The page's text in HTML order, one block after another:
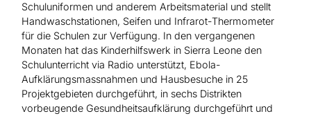
Schuluniformen und anderem Arbeitsmaterial und stellt
Handwaschstationen, Seifen und Infrarot-Thermometer
für die Schulen zur Verfügung. In den vergangenen
Monaten hat das Kinderhilfswerk in Sierra Leone den
Schulunterricht via Radio unterstützt, Ebola-
Aufklärungsmassnahmen und Hausbesuche in 25
Projektgebieten durchgeführt, in sechs Distrikten
vorbeugende Gesundheitsaufklärung durchgeführt und